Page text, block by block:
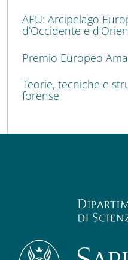
AEU: Arcipelago
d’Occidente e
Premio Europeo
Teorie, tecniche e
forense